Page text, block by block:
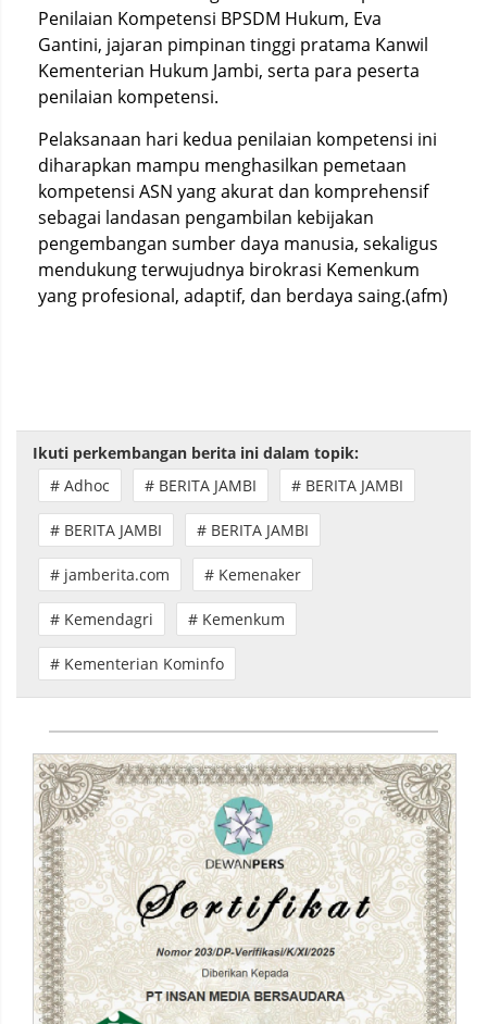
Penilaian Kompetensi BPSDM Hukum, Eva
Gantini, jajaran pimpinan tinggi pratama Kanwil
Kementerian Hukum Jambi, serta para peserta
penilaian kompetensi.
Pelaksanaan hari kedua penilaian kompetensi ini
diharapkan mampu menghasilkan pemetaan
kompetensi ASN yang akurat dan komprehensif
sebagai landasan pengambilan kebijakan
pengembangan sumber daya manusia, sekaligus
mendukung terwujudnya birokrasi Kemenkum
yang profesional, adaptif, dan berdaya saing.(afm)
Ikuti perkembangan berita ini dalam topik:
# Adhoc
# BERITA JAMBI # BERITA JAMBI
# BERITA JAMBI # BERITA JAMBI
# jamberita.com # Kemenaker
# Kemendagri # Kemenkum
# Kementerian Kominfo